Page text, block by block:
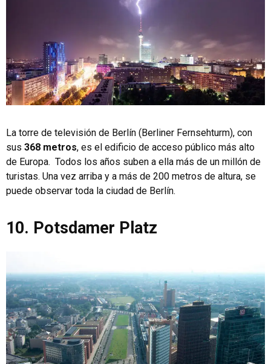
La torre de televisión de Berlín (Berliner Fernsehturm), con
sus 368 metros, es el edificio de acceso público más alto
de Europa. Todos los años suben a ella más de un millón de
turistas. Una vez arriba y a más de 200 metros de altura, se
puede observar toda la ciudad de Berlín.
10. Potsdamer Platz